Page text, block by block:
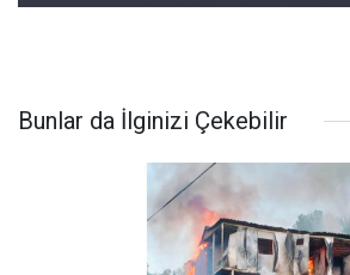
Bunlar da İlginizi Çekebilir